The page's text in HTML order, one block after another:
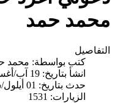
محمد حمد
التفاصيل
كتب بواسطة: محمد
انشأ بتاريخ: 19 آب/أغسطس 2023
حدث بتاريخ: 01 أيلول/سبتمبر 2023
الزيارات: 1531